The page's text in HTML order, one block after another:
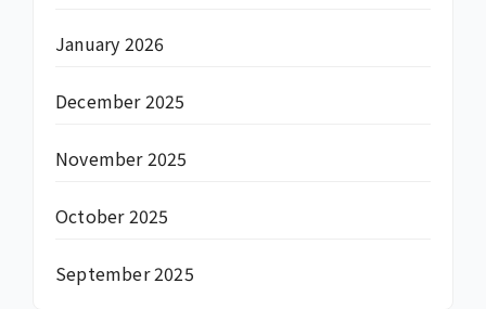
January 2026
December 2025
November 2025
October 2025
September 2025